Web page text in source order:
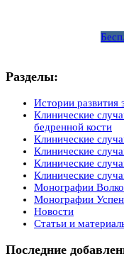
Разделы:
Истории развития
Клинические
бедренной кости
Клинические
Клинические
Клинические
Клинические
Монографии
Монографии
Новости
Статьи и
Последние